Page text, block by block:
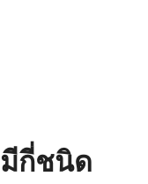
มีกี่ชนิด